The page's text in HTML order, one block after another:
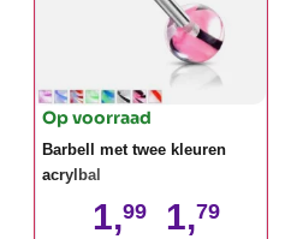
Op voorraad
Barbell met twee kleuren
acrylbal
1,99 1,79